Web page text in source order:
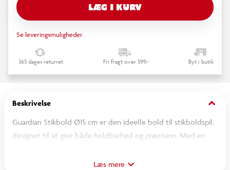
LÆG I KURV
Se leveringsmuligheder
365 dages returret Fri fragt over 599,- Byt i butik
Beskrivelse keyboard_arrow_down
Guardian Stikbold Ø15 cm er den ideelle bold til stikboldspil.
designet til at give både holdbarhed og præcision. Med en
den sikre. skridsikre overflade sikrer et godt greb og kontrol
Læs mere